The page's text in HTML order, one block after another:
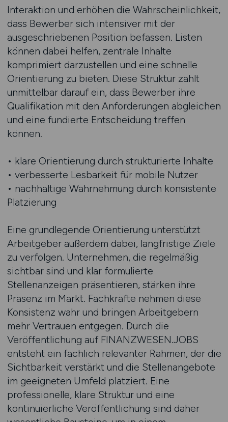
Interaktion und erhöhen die Wahrscheinlichkeit,
dass Bewerber sich intensiver mit der
ausgeschriebenen Position befassen. Listen
können dabei helfen, zentrale Inhalte
komprimiert darzustellen und eine schnelle
Orientierung zu bieten. Diese Struktur zahlt
unmittelbar darauf ein, dass Bewerber ihre
Qualifikation mit den Anforderungen abgleichen
und eine fundierte Entscheidung treffen
können.
• klare Orientierung durch strukturierte Inhalte
• verbesserte Lesbarkeit für mobile Nutzer
• nachhaltige Wahrnehmung durch konsistente
Platzierung
Eine grundlegende Orientierung unterstützt
Arbeitgeber außerdem dabei, langfristige Ziele
zu verfolgen. Unternehmen, die regelmäßig
sichtbar sind und klar formulierte
Stellenanzeigen präsentieren, stärken ihre
Präsenz im Markt. Fachkräfte nehmen diese
Konsistenz wahr und bringen Arbeitgebern
mehr Vertrauen entgegen. Durch die
Veröffentlichung auf FINANZWESEN.JOBS
entsteht ein fachlich relevanter Rahmen, der die
Sichtbarkeit verstärkt und die Stellenangebote
im geeigneten Umfeld platziert. Eine
professionelle, klare Struktur und eine
kontinuierliche Veröffentlichung sind daher